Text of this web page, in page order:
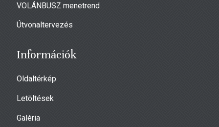
VOLÁNBUSZ menetrend
Útvonaltervezés
Információk
Oldaltérkép
Letöltések
Galéria